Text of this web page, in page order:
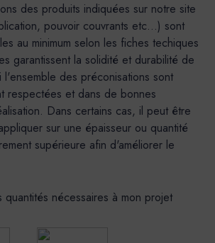
des produits indiquées sur notre site
pouvoir couvrants etc...) sont
au minimum selon les fiches techiques
garantissent la solidité et durabilité de
l'ensemble des préconisations sont
respectées et dans de bonnes
Dans certains cas, il peut être
sur une épaisseur ou quantité
supérieure afin d'améliorer le